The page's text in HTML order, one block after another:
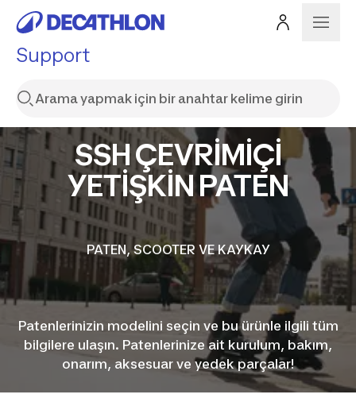
Support
SSH ÇEVRİMİÇİ
YETİŞKİN PATEN
PATEN, SCOOTER VE KAYKAY
Patenlerinizin modelini seçin ve bu ürünle ilgili tüm
bilgilere ulaşın. Patenlerinize ait kurulum, bakım,
onarım, aksesuar ve yedek parçalar!